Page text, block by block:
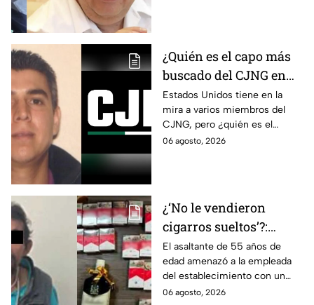
¿Quién es el capo más
buscado del CJNG en
Estados Unidos?
Estados Unidos tiene en la
mira a varios miembros del
CJNG, pero ¿quién es el
miembro más buscado por el
06 agosto, 2026
¿‘No le vendieron
cigarros sueltos’?:
Detienen a hombre tras
asaltar una tienda y
llevarse más de 30
El asaltante de 55 años de
edad amenazó a la empleada
del establecimiento con un
arma de fuego, llevándose
06 agosto, 2026